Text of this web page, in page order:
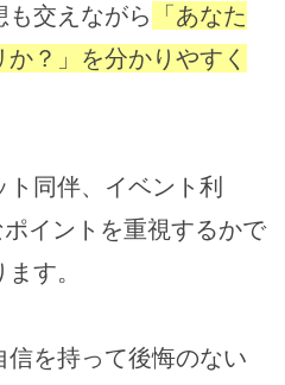
も交えながら
「あなた
？」を分かりやすく
同伴、イベント利
イントを重視するかで
す。
を持って後悔のない